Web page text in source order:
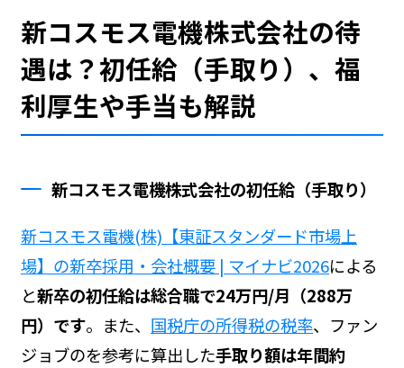
新コスモス電機株式会社の待
遇は？初任給（手取り）、福
利厚生や手当も解説
新コスモス電機株式会社の初任給（手取り）
新コスモス電機(株)【東証スタンダード市場上
場】の新卒採用・会社概要 | マイナビ2026による
と新卒の初任給は総合職で24万円/月（288万
円）です。また、 国税庁の所得税の税率、ファン
ジョブのを参考に算出した手取り額は年間約